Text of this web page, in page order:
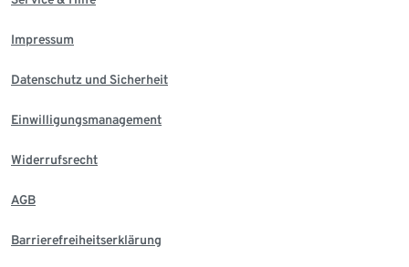
Impressum
Datenschutz und Sicherheit
Einwilligungsmanagement
Widerrufsrecht
AGB
Barrierefreiheitserklärung